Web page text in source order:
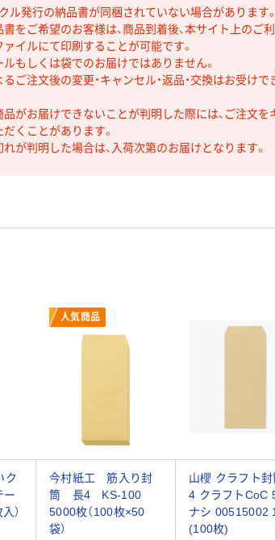
ル発行の納品書が同梱されていない場合があります。
をご希望のお客様は、商品到着後、本サイト上のご利
イルにて印刷することが可能です。
もしくは袋でのお届けではありません。
ご注文後の変更・キャンセル・返品・交換はお受けで
がお届けできないことが判明した際には、ご注文を
くことがあります。
が判明した場合は、入荷次第のお届けとなります。
人気商品
ク
ー
）
今村紙工 筋入り封
筒 長4 KS-100
5000枚（100枚×50
袋）
山櫻 クラフト
4 クラフトCoC
ナシ 00515002
(100枚)